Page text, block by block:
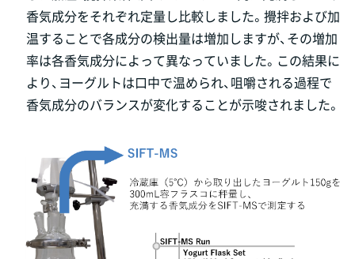
香気成分をそれぞれ定量し比較しました。攪拌および加
温することで各成分の検出量は増加しますが、その増加
率は各香気成分によって異なっていました。この結果に
より、ヨーグルトは口中で温められ、咀嚼される過程で
香気成分のバランスが変化することが示唆されました。